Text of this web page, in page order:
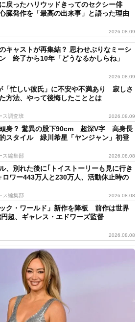
戻ったハリウッドきってのセクシー俳
臓発作を「最高の出来事」と語った理由
2026.08.09
キャストが再集結？ 思わせぶりなミーシ
終了から10年「どうなるかしらね」
2026.08.09
「忙しい彼氏」に不安や不満あり 寂しさ
方法、やって後悔したこととは
ス調査班 2026.08.09
身？ 驚異の股下90cm 超深V字 高身長
スタイル 緑川希星「ヤンジャン」初登
ス編集部 2026.08.08
、別れた後に｢トイストーリーも見に行き
ロワー443万人と230万人、活動休止時の
ス編集部 2026.08.08
ック・ワールド」新作を降板 前作は世界
超、ギャレス・エドワーズ監督
2026.08.08